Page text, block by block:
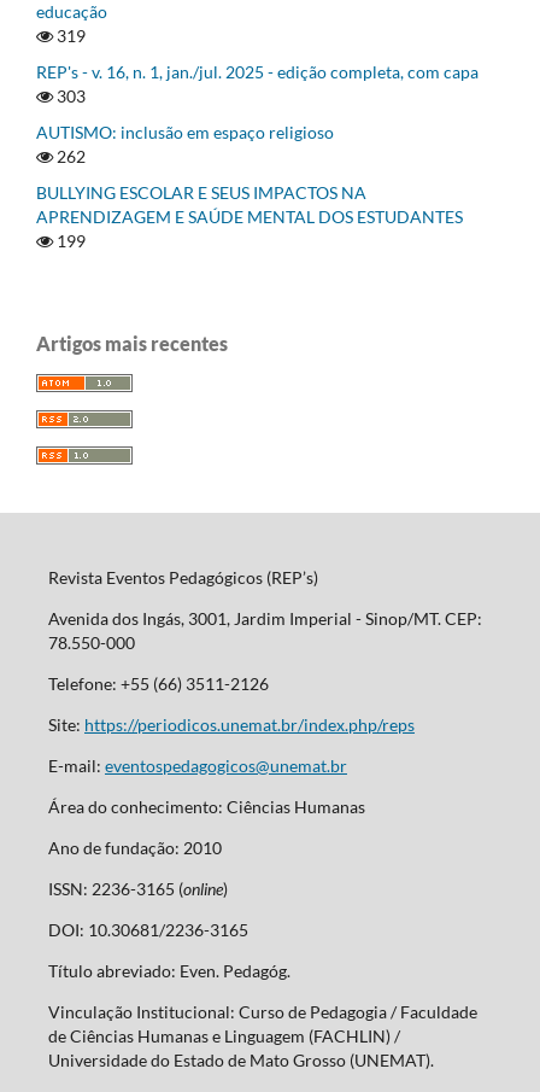
educação
319
REP's - v. 16, n. 1, jan./jul. 2025 - edição completa, com capa
303
AUTISMO: inclusão em espaço religioso
262
BULLYING ESCOLAR E SEUS IMPACTOS NA
APRENDIZAGEM E SAÚDE MENTAL DOS ESTUDANTES
199
Artigos mais recentes
Revista Eventos Pedagógicos (REP’s)
Avenida dos Ingás, 3001, Jardim Imperial - Sinop/MT. CEP:
78.550-000
Telefone: +55 (66) 3511-2126
Site: https://periodicos.unemat.br/index.php/reps
E-mail: eventospedagogicos@unemat.br
Área do conhecimento: Ciências Humanas
Ano de fundação: 2010
ISSN: 2236-3165 (online)
DOI: 10.30681/2236-3165
Título abreviado: Even. Pedagóg.
Vinculação Institucional: Curso de Pedagogia / Faculdade
de Ciências Humanas e Linguagem (FACHLIN) /
Universidade do Estado de Mato Grosso (UNEMAT).